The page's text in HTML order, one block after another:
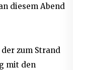
diesem Abend
zum Strand
mit den